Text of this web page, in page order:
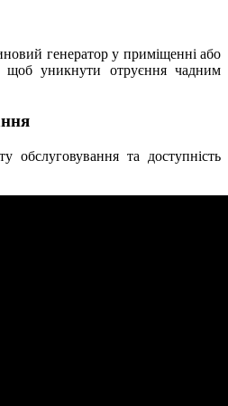
генератор у приміщенні або
щоб уникнути отруєння чадним
обслуговування та доступність